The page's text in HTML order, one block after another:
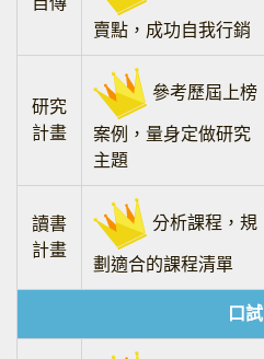
賣點，成功自我行銷
研究
計畫
參考歷屆上榜
案例，量身定做研究
主題
讀書
計畫
分析課程，規
劃適合的課程清單
口試